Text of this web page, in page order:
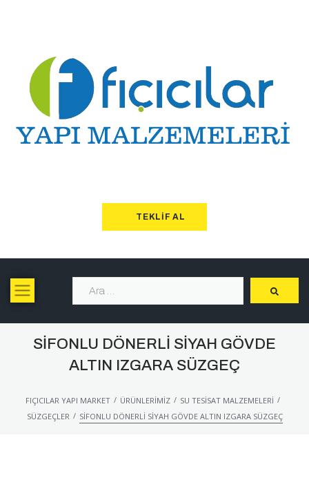
TEKLIF AL
SIFONLU DÖNERLI SIYAH GÖVDE
ALTIN IZGARA SÜZGEÇ
FIÇICILAR YAPI MARKET / ÜRÜNLERIMIZ / SU TESISAT MALZEMELERI /
SÜZGEÇLER / SIFONLU DÖNERLI SIYAH GÖVDE ALTIN IZGARA SÜZGEÇ